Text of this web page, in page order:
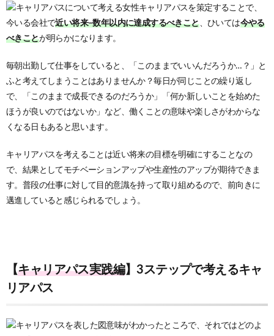
キャリアパスを策定することで、
今いる会社で近い将来–数年以内に達成するべきこと、ひいては今やる
べきことが明らかになります。
毎朝出勤して仕事をしていると、「このままでいいんだろうか…？」と
ふと考えてしまうことはありませんか？毎日が同じことの繰り返し
で、「このままで成長できるのだろうか」「何か新しいことを始めた
ほうが良いのではないか」など、働くことの意味や楽しさがわからな
くなる日もあると思います。
キャリアパスを考えることは近い将来の目標を明確にすることなの
で、結果としてモチベーションアップや生産性のアップが期待できま
す。普段の仕事に対して目的意識を持って取り組めるので、前向きに
邁進していると感じられるでしょう。
【キャリアパス実践編】3ステップで考えるキャ
リアパス
意味がわかったところで、それではどのよ